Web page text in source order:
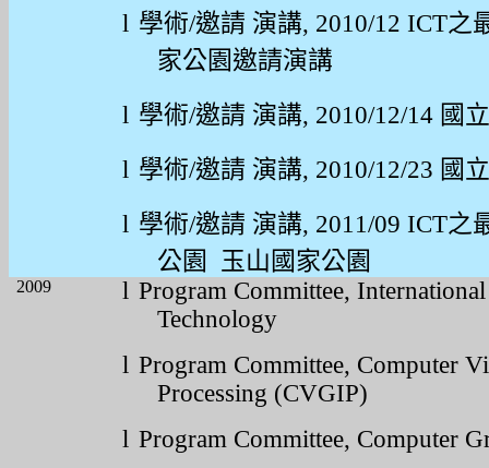
l 學術/邀請 演講, 2010/12 ICT之
家公園邀請演講
l 學術/邀請 演講, 2010/12/14 國
l 學術/邀請 演講, 2010/12/23 國
l 學術/邀請 演講, 2011/09 ICT之
公園
玉山國家公園
2009 l Program Committee,
Technology
l Program Committee, Computer
Processing (CVGIP)
l Program Committee, Computer